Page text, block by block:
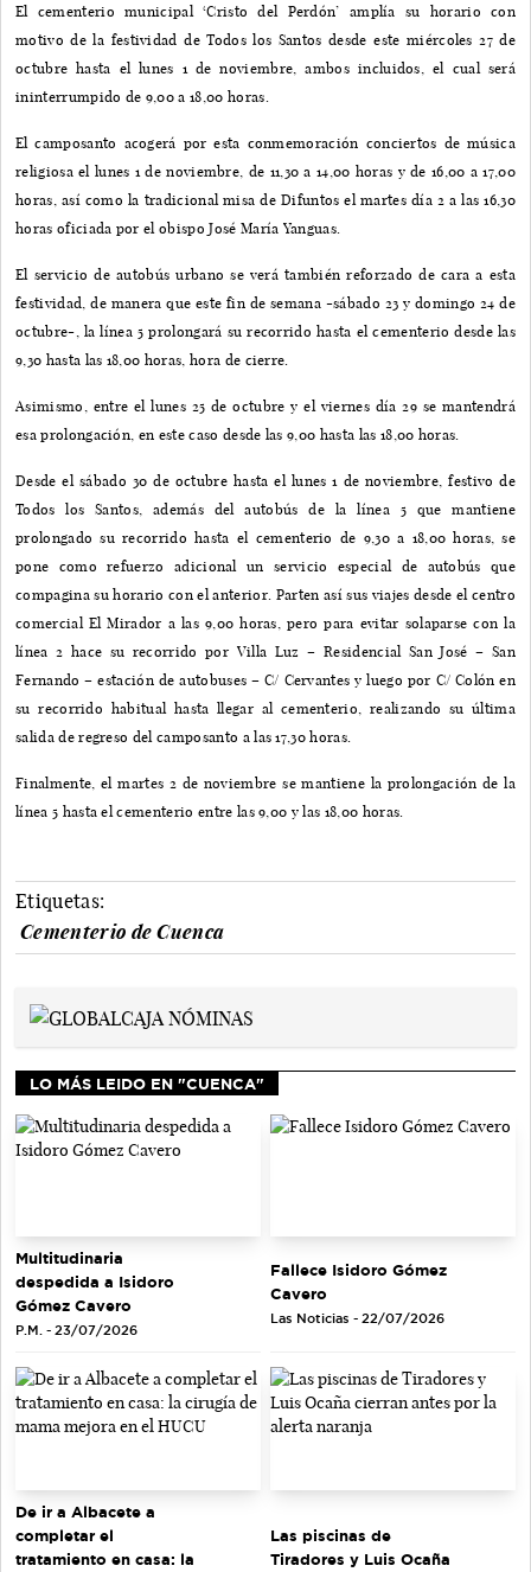
El cementerio municipal ‘Cristo del Perdón’ amplía su horario con
motivo de la festividad de Todos los Santos desde este miércoles 27 de
octubre hasta el lunes 1 de noviembre, ambos incluidos, el cual será
ininterrumpido de 9,00 a 18,00 horas.
El camposanto acogerá por esta conmemoración conciertos de música
religiosa el lunes 1 de noviembre, de 11,30 a 14,00 horas y de 16,00 a 17,00
horas, así como la tradicional misa de Difuntos el martes día 2 a las 16,30
horas oficiada por el obispo José María Yanguas.
El servicio de autobús urbano se verá también reforzado de cara a esta
festividad, de manera que este fin de semana -sábado 23 y domingo 24 de
octubre-, la línea 5 prolongará su recorrido hasta el cementerio desde las
9,30 hasta las 18,00 horas, hora de cierre.
Asimismo, entre el lunes 25 de octubre y el viernes día 29 se mantendrá
esa prolongación, en este caso desde las 9,00 hasta las 18,00 horas.
Desde el sábado 30 de octubre hasta el lunes 1 de noviembre, festivo de
Todos los Santos, además del autobús de la línea 5 que mantiene
prolongado su recorrido hasta el cementerio de 9,30 a 18,00 horas, se
pone como refuerzo adicional un servicio especial de autobús que
compagina su horario con el anterior. Parten así sus viajes desde el centro
comercial El Mirador a las 9,00 horas, pero para evitar solaparse con la
línea 2 hace su recorrido por Villa Luz – Residencial San José – San
Fernando – estación de autobuses – C/ Cervantes y luego por C/ Colón en
su recorrido habitual hasta llegar al cementerio, realizando su última
salida de regreso del camposanto a las 17,30 horas.
Finalmente, el martes 2 de noviembre se mantiene la prolongación de la
línea 5 hasta el cementerio entre las 9,00 y las 18,00 horas.
Etiquetas:
Cementerio de Cuenca
LO MÁS LEIDO EN "CUENCA"
Multitudinaria
despedida a Isidoro
Gómez Cavero
P.M. - 23/07/2026
Fallece Isidoro Gómez
Cavero
Las Noticias - 22/07/2026
De ir a Albacete a
completar el
tratamiento en casa: la
Las piscinas de
Tiradores y Luis Ocaña